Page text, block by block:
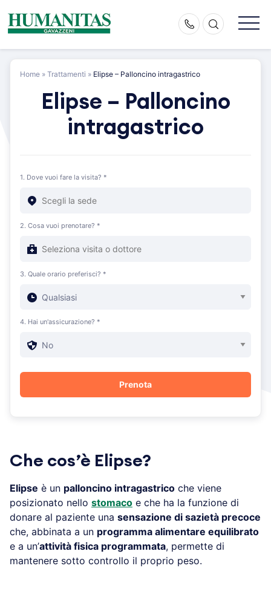
content
Home » Trattamenti » Elipse – Palloncino intragastrico
Elipse – Palloncino
intragastrico
1. Dove vuoi fare la visita? *
2. Cosa vuoi prenotare? *
3. Quale orario preferisci? *
4. Hai un'assicurazione? *
Che cos’è Elipse?
Elipse è un palloncino intragastrico che viene
posizionato nello stomaco e che ha la funzione di
donare al paziente una sensazione di sazietà precoce
che, abbinata a un programma alimentare equilibrato
e a un’attività fisica programmata, permette di
mantenere sotto controllo il proprio peso.